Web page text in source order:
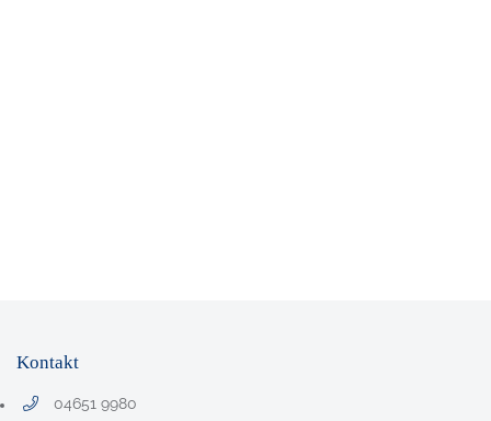
Kontakt
04651 9980
Telefonnummer: 0 4 6 5 1 9 9 8 0